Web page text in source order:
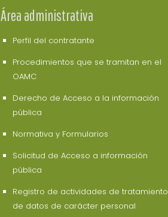
Área administrativa
Perfil del contratante
Procedimientos que se tramitan en el
OAMC
Derecho de Acceso a la información
pública
Normativa y Formularios
Solicitud de Acceso a información
pública
Registro de actividades de tratamiento
de datos de carácter personal